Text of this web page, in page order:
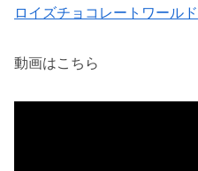
ロイズチョコレートワールド
動画はこちら